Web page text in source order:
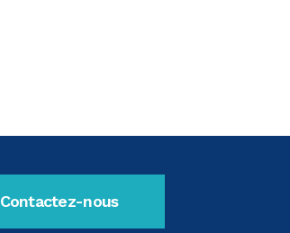
Contactez-nous